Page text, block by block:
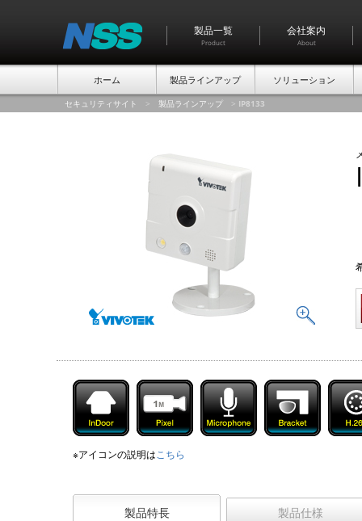
製品一覧
Product
会社案内
About
ホーム 製品ラインアップ ソリューション
セキュリティサイト > 製品ラインアップ > IP8133
※アイコンの説明はこちら
製品特長 製品仕様